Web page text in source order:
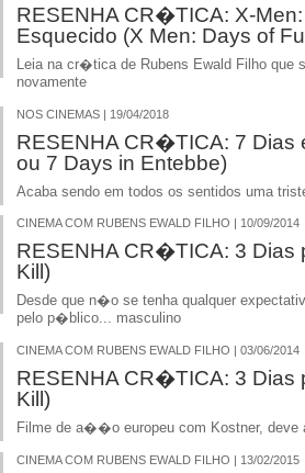
RESENHA CR�TICA: X-
Esquecido (X Men: Days of
Leia na cr�tica de Rubens Ewald Filho
novamente
NOS CINEMAS | 19/04/2018
RESENHA CR�TICA: 7 Dias
ou 7 Days in Entebbe)
Acaba sendo em todos os sentidos uma
CINEMA COM RUBENS EWALD FILHO | 10/09/2014
RESENHA CR�TICA: 3 Dias
Kill)
Desde que n�o se tenha qualquer
pelo p�blico... masculino
CINEMA COM RUBENS EWALD FILHO | 03/06/2014
RESENHA CR�TICA: 3 Dias
Kill)
Filme de a��o europeu com Kostner, deve
CINEMA COM RUBENS EWALD FILHO | 13/02/2015